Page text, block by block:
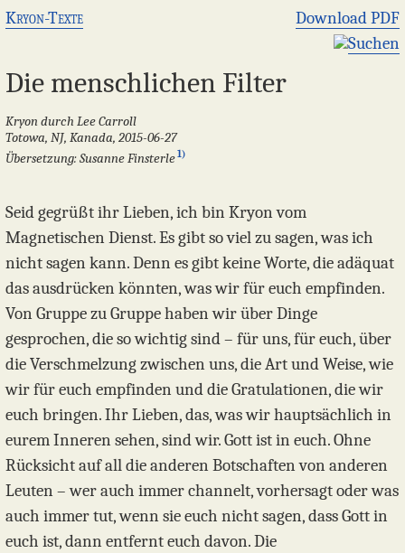
Kryon-Texte
Download PDF
Suchen
Die menschlichen Filter
Kryon durch Lee Carroll
Totowa, NJ, Kanada, 2015-06-27
Übersetzung: Susanne Finsterle1)
Seid gegrüßt ihr Lieben, ich bin Kryon vom
Magnetischen Dienst. Es gibt so viel zu sagen, was ich
nicht sagen kann. Denn es gibt keine Worte, die adäquat
das ausdrücken könnten, was wir für euch empfinden.
Von Gruppe zu Gruppe haben wir über Dinge
gesprochen, die so wichtig sind – für uns, für euch, über
die Verschmelzung zwischen uns, die Art und Weise, wie
wir für euch empfinden und die Gratulationen, die wir
euch bringen. Ihr Lieben, das, was wir hauptsächlich in
eurem Inneren sehen, sind wir. Gott ist in euch. Ohne
Rücksicht auf all die anderen Botschaften von anderen
Leuten – wer auch immer channelt, vorhersagt oder was
auch immer tut, wenn sie euch nicht sagen, dass Gott in
euch ist, dann entfernt euch davon. Die